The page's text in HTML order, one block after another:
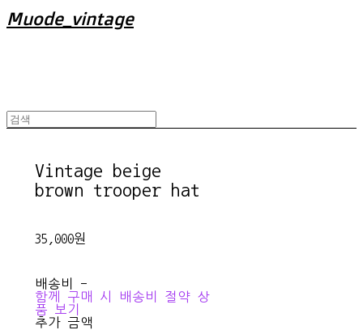
Muode_vintage
Vintage beige
brown trooper hat
35,000원
배송비 -
함께 구매 시 배송비 절약 상
품 보기
추가 금액